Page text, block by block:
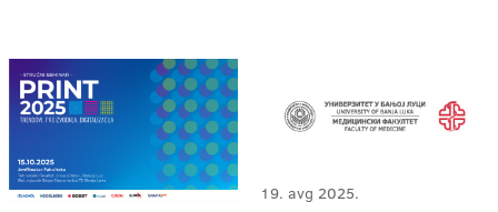
19. avg 2025.